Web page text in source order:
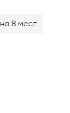
8 мест